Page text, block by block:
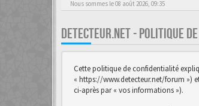
Nous sommes le 08 août 2026, 09:35
DETECTEUR.NET - POLITIQUE
Cette politique de confidentialité
« https://www.detecteur.net/forum »)
ci-après par « vos informations »).